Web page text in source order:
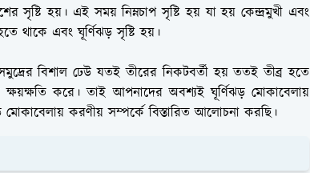
সৃষ্টি হয়। এই সময় নিম্নচাপ সৃষ্টি হয় যা হয় কেন্দ্রমুখী এবং
থাকে এবং ঘূর্ণিঝড় সৃষ্টি হয়।
বিশাল ঢেউ যতই তীরের নিকটবর্তী হয় ততই তীব্র হতে
করে। তাই আপনাদের অবশ্যই ঘূর্ণিঝড় মোকাবেলায়
করণীয় সম্পর্কে বিস্তারিত আলোচনা করছি।